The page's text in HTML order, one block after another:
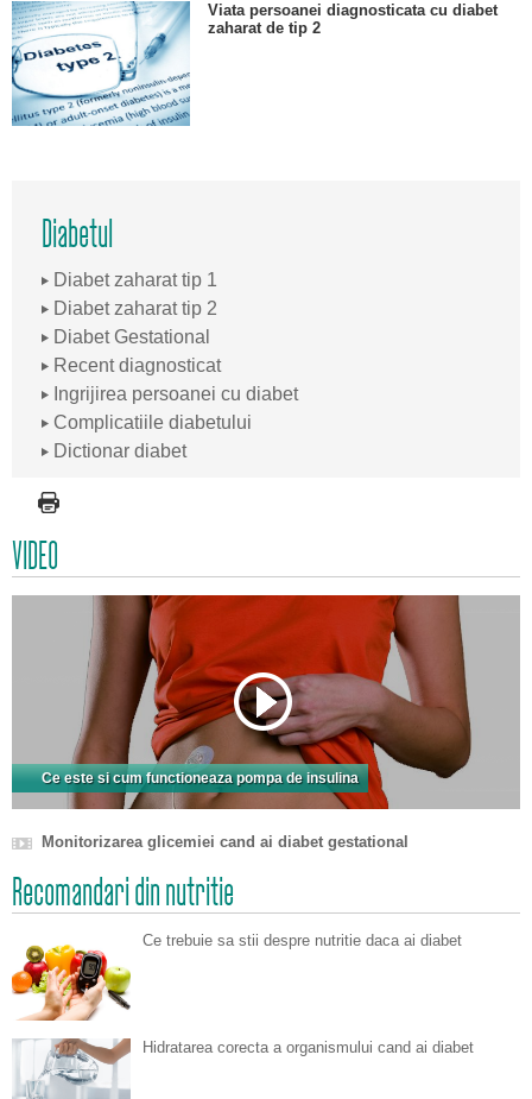
Viata persoanei diagnosticata cu diabet
zaharat de tip 2
Diabetul
Diabet zaharat tip 1
Diabet zaharat tip 2
Diabet Gestational
Recent diagnosticat
Ingrijirea persoanei cu diabet
Complicatiile diabetului
Dictionar diabet
VIDEO
Ce este si cum functioneaza pompa de insulina
Monitorizarea glicemiei cand ai diabet gestational
Recomandari din nutritie
Ce trebuie sa stii despre nutritie daca ai diabet
Hidratarea corecta a organismului cand ai diabet